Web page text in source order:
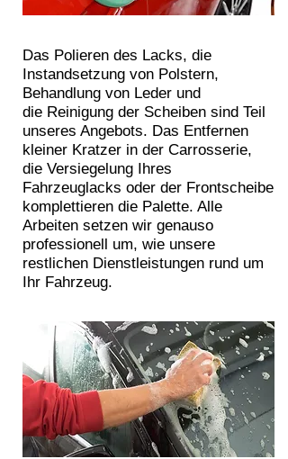
Das Polieren des Lacks, die
Instandsetzung von Polstern,
Behandlung von Leder und
die Reinigung der Scheiben sind Teil
unseres Angebots. Das Entfernen
kleiner Kratzer in der Carrosserie,
die Versiegelung Ihres
Fahrzeuglacks oder der Frontscheibe
komplettieren die Palette. Alle
Arbeiten setzen wir genauso
professionell um, wie unsere
restlichen Dienstleistungen rund um
Ihr Fahrzeug.